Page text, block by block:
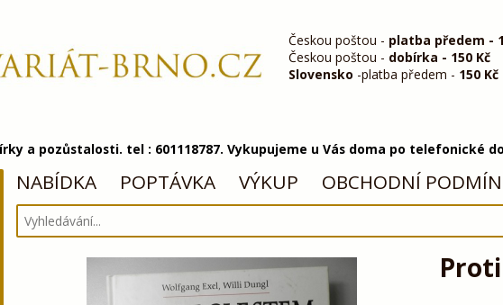
Českou poštou - platba předem -
Českou poštou - dobírka - 150 Kč
Slovensko -platba předem - 150 Kč
a pozůstalosti. tel : 601118787. Vykupujeme u Vás doma po telefonické
NABÍDKA POPTÁVKA VÝKUP OBCHODNÍ